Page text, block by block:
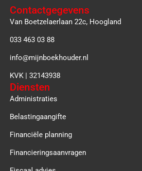
Contactgegevens
Van Boetzelaerlaan 22c, Hoogland
033 463 03 88
info@mijnboekhouder.nl
KVK | 32143938
Diensten
Administraties
Belastingaangifte
Financiële planning
Financieringsaanvragen